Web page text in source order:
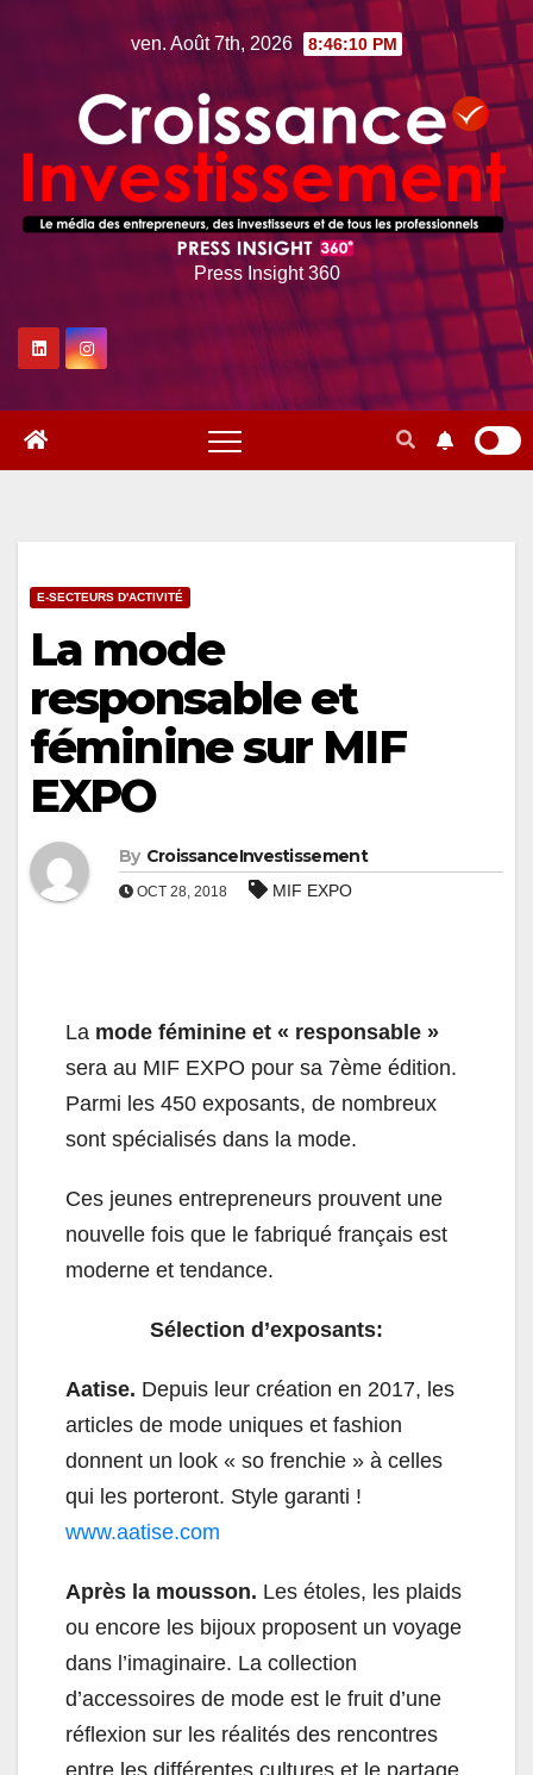
ven. Août 7th, 2026 8:46:11 PM
Press Insight 360
E-SECTEURS D'ACTIVITÉ
La mode
responsable et
féminine sur MIF
EXPO
By CroissanceInvestissement
OCT 28, 2018 MIF EXPO
La mode féminine et « responsable »
sera au MIF EXPO pour sa 7ème édition.
Parmi les 450 exposants, de nombreux
sont spécialisés dans la mode.
Ces jeunes entrepreneurs prouvent une
nouvelle fois que le fabriqué français est
moderne et tendance.
Sélection d’exposants:
Aatise. Depuis leur création en 2017, les
articles de mode uniques et fashion
donnent un look « so frenchie » à celles
qui les porteront. Style garanti !
www.aatise.com
Après la mousson. Les étoles, les plaids
ou encore les bijoux proposent un voyage
dans l’imaginaire. La collection
d’accessoires de mode est le fruit d’une
réflexion sur les réalités des rencontres